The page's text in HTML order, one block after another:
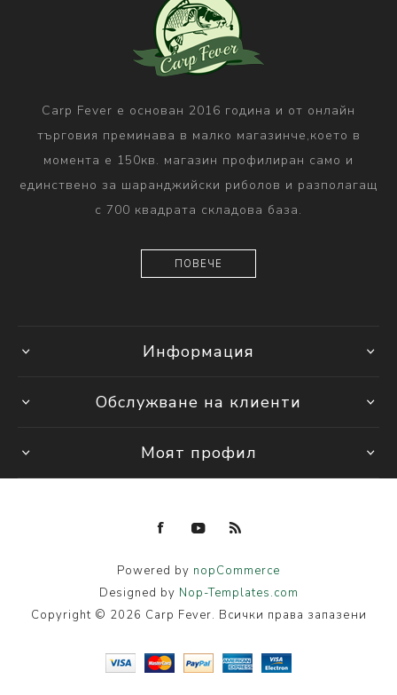
Carp Fever е основан 2016 година и от онлайн
търговия преминава в малко магазинче,което в
момента е 150кв. магазин профилиран само и
единствено за шаранджийски риболов и разполагащ
с 700 квадрата складова база.
ПОВЕЧЕ
Информация
Обслужване на клиенти
Моят профил
Powered by nopCommerce
Designed by Nop-Templates.com
Copyright © 2026 Carp Fever. Всички права запазени